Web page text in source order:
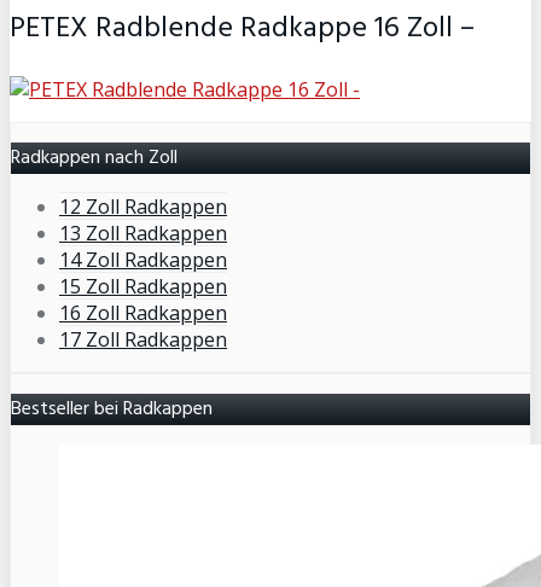
PETEX Radblende Radkappe 16 Zoll –
Radkappen nach Zoll
12 Zoll Radkappen
13 Zoll Radkappen
14 Zoll Radkappen
15 Zoll Radkappen
16 Zoll Radkappen
17 Zoll Radkappen
Bestseller bei Radkappen